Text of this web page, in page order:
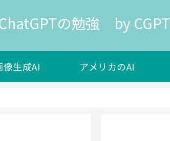
の勉強 by CGPT
像生成AI アメリカのAI